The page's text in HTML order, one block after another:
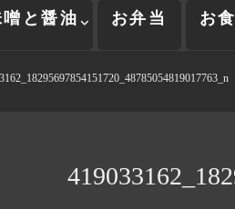
噌と醤油 お弁当 お